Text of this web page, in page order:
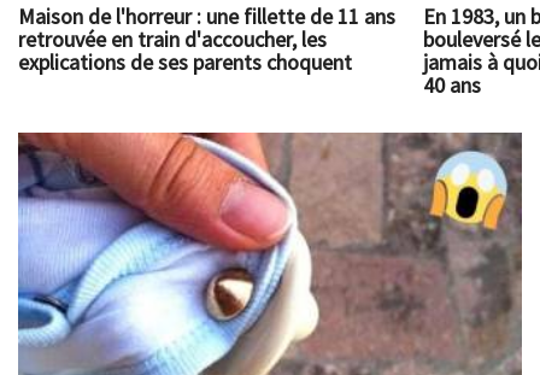
Maison de l'horreur : une fillette de 11 ans
retrouvée en train d'accoucher, les
explications de ses parents choquent
En 1983, un
bouleversé
jamais à
40 ans